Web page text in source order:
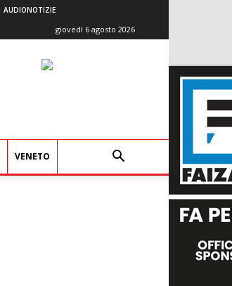
AUDIONOTIZIE
giovedì 6 agosto 2026
VENETO